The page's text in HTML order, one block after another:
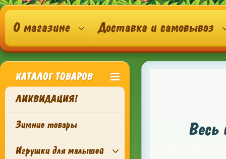
О магазине Доставка и самовывоз
КАТАЛОГ ТОВАРОВ
ЛИКВИДАЦИЯ!
Зимние товары
Игрушки для малышей
Весь